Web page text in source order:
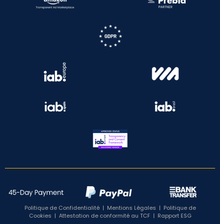
Politique de Confidentialité| Mentions Légales | Politique de
Cookies | Attestation de conformité au TCF| Rapport ESG